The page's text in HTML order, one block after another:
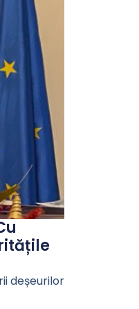
deșeurilor